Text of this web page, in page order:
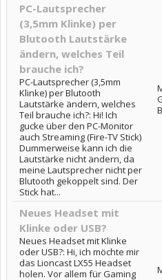
PC-Lautsprecher
(3,5mm Klinke) per
Blutooth Lautstärke
ändern, welches Teil
brauche ich?
PC-Lautsprecher (3,5mm
Klinke) per Blutooth
Lautstärke ändern, welches
Teil brauche ich?: Hi! Ich
gucke über den PC-Monitor
auch Streaming (Fire-TV Stick)
Dummerweise kann ich die
Lautstärke nicht ändern, da
meine Lautsprecher nicht per
Blutooth gekoppelt sind. Der
Stick hat...
Neues Headset mit
Klinke oder USB?
Neues Headset mit Klinke
oder USB?: Hi, ich möchte mir
das Lioncast LX55 Headset
holen. Vor allem für Gaming